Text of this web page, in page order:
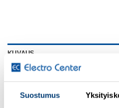
Suostumus
KUVAUS
PRODUCT NAME